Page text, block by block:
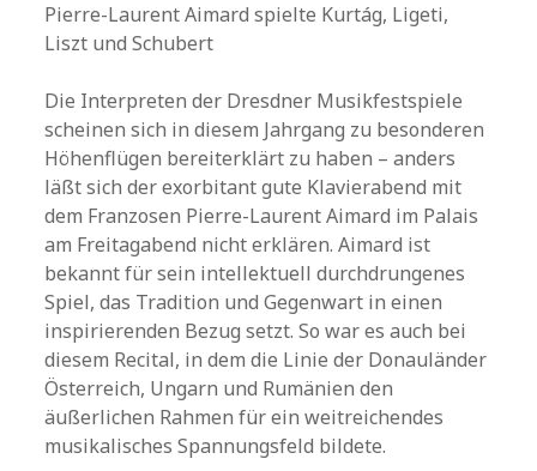
Pierre-Laurent Aimard spielte Kurtág, Ligeti,
Liszt und Schubert
Die Interpreten der Dresdner Musikfestspiele
scheinen sich in diesem Jahrgang zu besonderen
Höhenflügen bereiterklärt zu haben – anders
läßt sich der exorbitant gute Klavierabend mit
dem Franzosen Pierre-Laurent Aimard im Palais
am Freitagabend nicht erklären. Aimard ist
bekannt für sein intellektuell durchdrungenes
Spiel, das Tradition und Gegenwart in einen
inspirierenden Bezug setzt. So war es auch bei
diesem Recital, in dem die Linie der Donauländer
Österreich, Ungarn und Rumänien den
äußerlichen Rahmen für ein weitreichendes
musikalisches Spannungsfeld bildete.